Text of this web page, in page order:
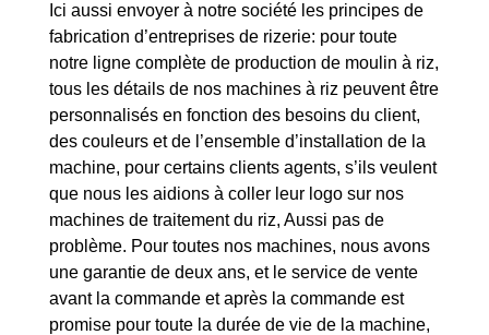
Ici aussi envoyer à notre société les principes de
fabrication d’entreprises de rizerie: pour toute
notre ligne complète de production de moulin à riz,
tous les détails de nos machines à riz peuvent être
personnalisés en fonction des besoins du client,
des couleurs et de l’ensemble d’installation de la
machine, pour certains clients agents, s’ils veulent
que nous les aidions à coller leur logo sur nos
machines de traitement du riz, Aussi pas de
problème. Pour toutes nos machines, nous avons
une garantie de deux ans, et le service de vente
avant la commande et après la commande est
promise pour toute la durée de vie de la machine,